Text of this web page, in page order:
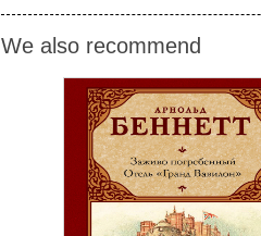
We also recommend